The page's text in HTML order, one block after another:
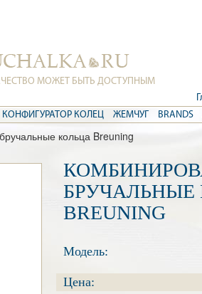
МОЖЕТ БЫТЬ ДОСТУПНЫМ
КОНФИГУРАТОР КОЛЕЦ ЖЕМЧУГ BRANDS
кольца Breuning
БРУЧАЛЬНЫЕ
BREUNING
Модель:
Цена: